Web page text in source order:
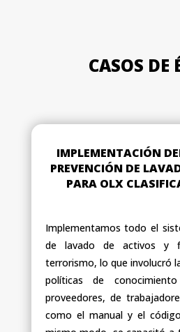
CASOS DE
IMPLEMENTACIÓN
PREVENCIÓN DE
PARA OLX
Implementamos todo el
de lavado de activos y
terrorismo, lo que involucró
políticas de
proveedores, de
como el manual y el